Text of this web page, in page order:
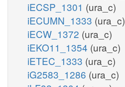
iECSP_1301 (ura_c)
iECUMN_1333 (ura_c)
iECW_1372 (ura_c)
iEKO11_1354 (ura_c)
iETEC_1333 (ura_c)
iG2583_1286 (ura_c)